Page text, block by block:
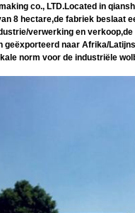
co., LTD.Located in
8 hectare,de fabriek beslaat
verwerking en
naar Afrika/
norm voor de industriële